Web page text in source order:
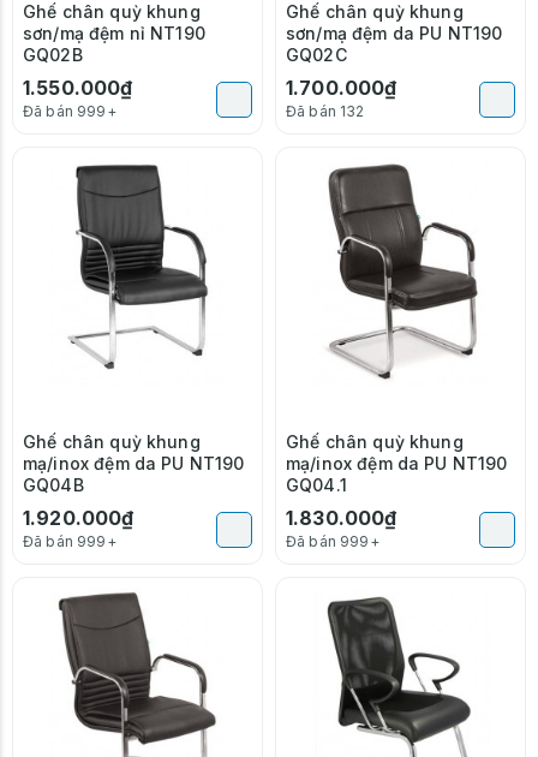
Ghế chân quỳ khung
sơn/mạ đệm nỉ NT190
GQ02B
1.550.000₫
Đã bán 999+
Ghế chân quỳ khung
sơn/mạ đệm da PU NT190
GQ02C
1.700.000₫
Đã bán 132
Ghế chân quỳ khung
mạ/inox đệm da PU NT190
GQ04B
1.920.000₫
Đã bán 999+
Ghế chân quỳ khung
mạ/inox đệm da PU NT190
GQ04.1
1.830.000₫
Đã bán 999+